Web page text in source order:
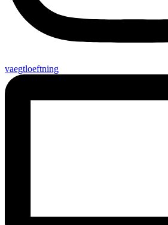
vaegtloeftning